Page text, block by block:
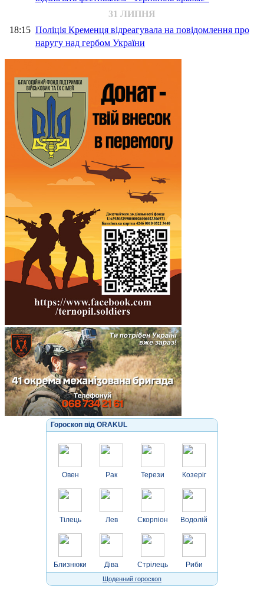
31 ЛИПНЯ
18:15 Поліція Кременця відреагувала на повідомлення про
наругу над гербом України
Гороскоп від ORAKUL
Овен
Тілець
Близнюки
Рак
Лев
Діва
Терези
Скорпіон
Стрілець
Козеріг
Водолій
Риби
Щоденний гороскоп